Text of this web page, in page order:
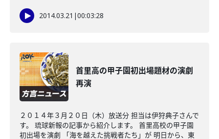
2014.03.21 |00:03:28
首里高の甲子園初出場題材の演劇
再演
２０１４年３月２０日（木）放送分 担当は伊狩典子さんで
す。 琉球新報の記事から紹介します。 首里高校の甲子園
初出場を演劇 「海を越えた挑戦者たち」が 明日から、東